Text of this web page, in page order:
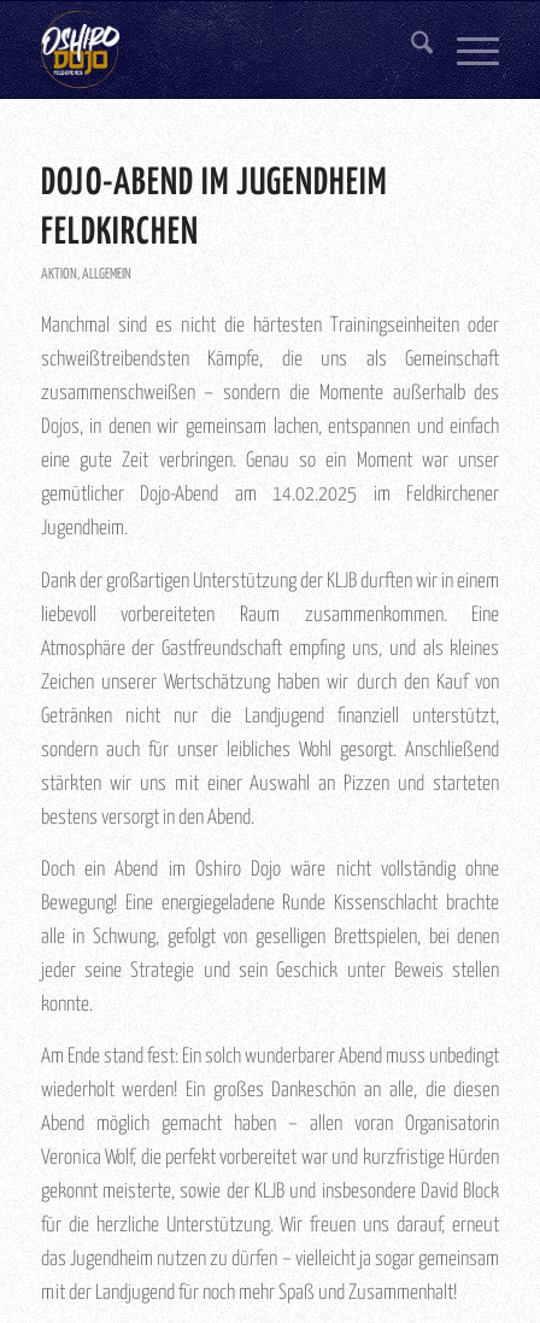
DOJO-ABEND IM JUGENDHEIM
FELDKIRCHEN
AKTION,ALLGEMEIN
Manchmal sind es nicht die härtesten Trainingseinheiten oder
schweißtreibendsten Kämpfe, die uns als Gemeinschaft
zusammenschweißen – sondern die Momente außerhalb des
Dojos, in denen wir gemeinsam lachen, entspannen und einfach
eine gute Zeit verbringen. Genau so ein Moment war unser
gemütlicher Dojo-Abend am 14.02.2025 im Feldkirchener
Jugendheim.
Dank der großartigen Unterstützung der KLJB durften wir in einem
liebevoll vorbereiteten Raum zusammenkommen. Eine
Atmosphäre der Gastfreundschaft empfing uns, und als kleines
Zeichen unserer Wertschätzung haben wir durch den Kauf von
Getränken nicht nur die Landjugend finanziell unterstützt,
sondern auch für unser leibliches Wohl gesorgt. Anschließend
stärkten wir uns mit einer Auswahl an Pizzen und starteten
bestens versorgt in den Abend.
Doch ein Abend im Oshiro Dojo wäre nicht vollständig ohne
Bewegung! Eine energiegeladene Runde Kissenschlacht brachte
alle in Schwung, gefolgt von geselligen Brettspielen, bei denen
jeder seine Strategie und sein Geschick unter Beweis stellen
konnte.
Am Ende stand fest: Ein solch wunderbarer Abend muss unbedingt
wiederholt werden! Ein großes Dankeschön an alle, die diesen
Abend möglich gemacht haben – allen voran Organisatorin
Veronica Wolf, die perfekt vorbereitet war und kurzfristige Hürden
gekonnt meisterte, sowie der KLJB und insbesondere David Block
für die herzliche Unterstützung. Wir freuen uns darauf, erneut
das Jugendheim nutzen zu dürfen – vielleicht ja sogar gemeinsam
mit der Landjugend für noch mehr Spaß und Zusammenhalt!